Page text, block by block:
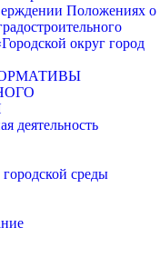
Положениях о
округ город
деятельность
среды